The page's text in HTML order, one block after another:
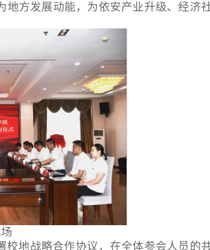
地方发展动能，为依安产业升级、经济
地战略合作协议，在全体参会人员的